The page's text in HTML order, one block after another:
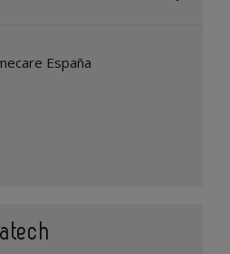
España